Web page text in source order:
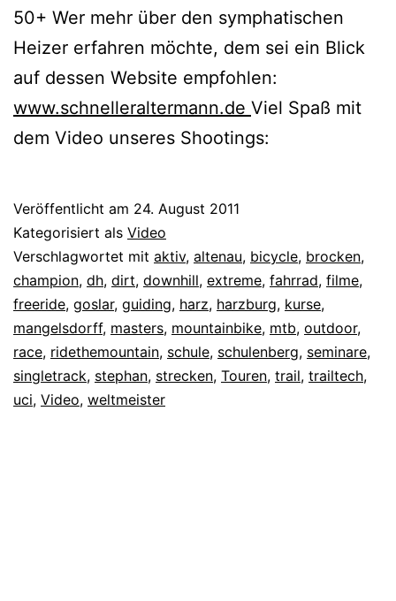
50+ Wer mehr über den symphatischen
Heizer erfahren möchte, dem sei ein Blick
auf dessen Website empfohlen:
www.schnelleraltermann.de Viel Spaß mit
dem Video unseres Shootings:
Veröffentlicht am 24. August 2011
Kategorisiert als Video
Verschlagwortet mit aktiv, altenau, bicycle, brocken,
champion, dh, dirt, downhill, extreme, fahrrad, filme,
freeride, goslar, guiding, harz, harzburg, kurse,
mangelsdorff, masters, mountainbike, mtb, outdoor,
race, ridethemountain, schule, schulenberg, seminare,
singletrack, stephan, strecken, Touren, trail, trailtech,
uci, Video, weltmeister